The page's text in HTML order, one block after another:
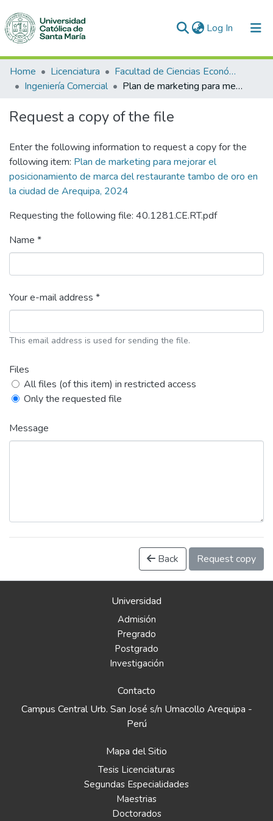
Log In (current)
Communities & Collections
All of DSpace
Statistics
Home Licenciatura
Facultad de Ciencias Económico Administrativas
Ingeniería Comercial
Plan de marketing para mejorar el posicionamiento de marca del restaurante tambo de oro en la ciudad de Arequipa, 2024
Request a copy of the file
Enter the following information to request a copy for the
following item: Plan de marketing para mejorar el
posicionamiento de marca del restaurante tambo de oro en
la ciudad de Arequipa, 2024
Requesting the following file: 40.1281.CE.RT.pdf
Name *
Your e-mail address *
This email address is used for sending the file.
Files
All files (of this item) in restricted access
Only the requested file
Message
Back Request copy
Universidad
Admisión
Pregrado
Postgrado
Investigación
Contacto
Campus Central Urb. San José s/n Umacollo Arequipa -
Perú
Mapa del Sitio
Tesis Licenciaturas
Segundas Especialidades
Maestrias
Doctorados